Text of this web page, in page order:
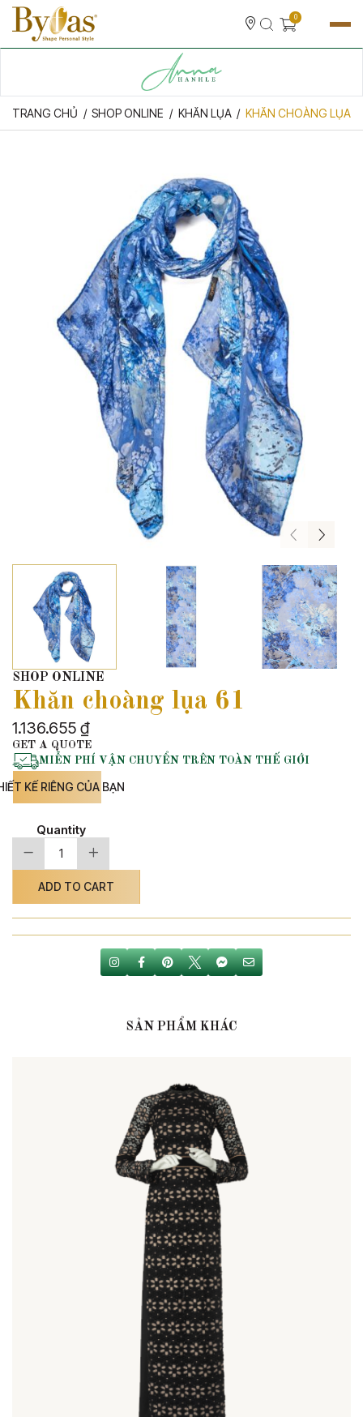
0
TRANG CHỦ SHOP ONLINE KHĂN LỤA KHĂN CHOÀNG LỤA 61
SHOP ONLINE
Khăn choàng lụa 61
1.136.655 ₫
GET A QUOTE
MIỄN PHÍ VẬN CHUYỂN TRÊN TOÀN THẾ GIỚI
KẾ RIÊNG CỦA BẠN
Quantity
-
choàng
+
ADD TO CART
SẢN PHẨM KHÁC